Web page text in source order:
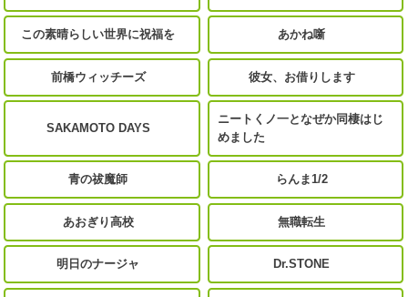
この素晴らしい世界に祝福を あかね噺
前橋ウィッチーズ 彼女、お借りします
SAKAMOTO DAYS
ニートくノ一となぜか同棲はじ
めました
青の祓魔師 らんま1/2
あおぎり高校 無職転生
明日のナージャ Dr.STONE